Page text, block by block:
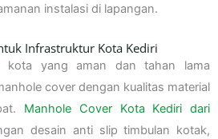
instalasi di lapangan.
Infrastruktur Kota Kediri
kota yang aman dan tahan lama
cover dengan kualitas material
Manhole Cover Kota Kediri dari
desain anti slip timbulan kotak,